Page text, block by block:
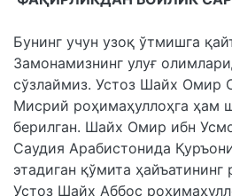
Бунинг учун узоқ ўтмишга
Замонамизнинг улуғ
сўзлаймиз. Устоз Шайх Омир
Мисрий роҳимаҳуллоҳга ҳам
берилган. Шайх Омир ибн
Саудия Арабистонида
этадиган қўмита
Устоз Шайх Аббос